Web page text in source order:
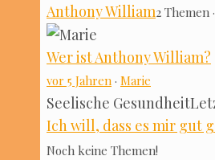
Antho­ny Wil­liam2 The­men
Wer ist Antho­ny Wil­liam?
vor 5 Jah­ren · Marie
See­li­sche Gesund­heit
Ich will, dass es mir gut
Noch kei­ne Themen!